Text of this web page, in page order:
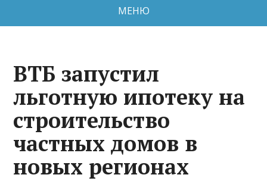
МЕНЮ
ВТБ запустил
льготную ипотеку на
строительство
частных домов в
новых регионах